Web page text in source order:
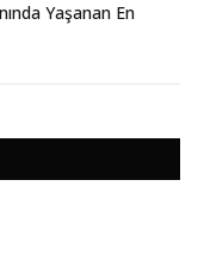
Yaşanan En